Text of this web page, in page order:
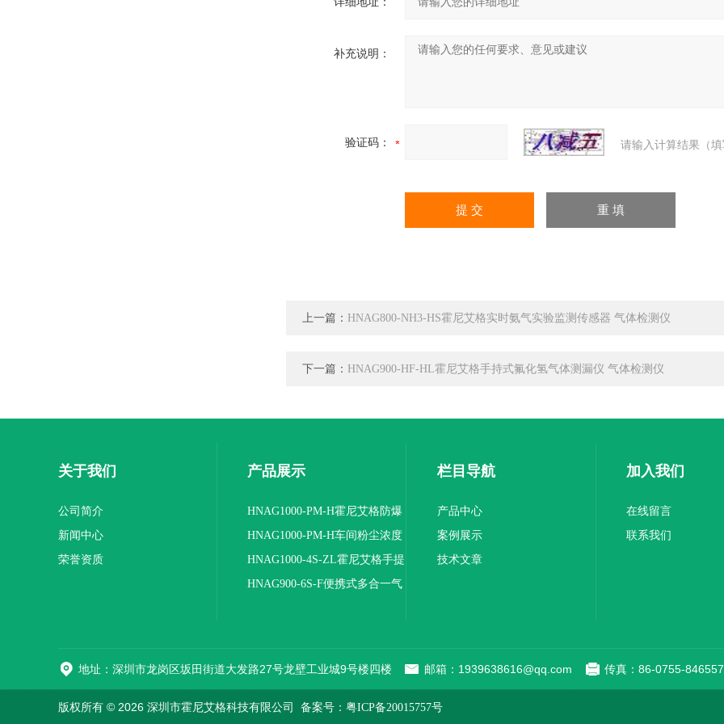
补充说明：
验证码： 请输入计算结果（
上一篇： HNAG800-NH3-HS霍尼艾格实时氨气实验监测传感器 气体检测仪
下一篇： HNAG900-HF-HL霍尼艾格手持式氟化氢气体测漏仪 气体检测仪
关于我们
公司简介
新闻中心
荣誉资质
产品展示
HNAG1000-PM-H霍尼艾格防爆
粉尘浓度检测仪
HNAG1000-PM-H车间粉尘浓度
检测仪
HNAG1000-4S-ZL霍尼艾格手提
式四合一气体检测仪
HNAG900-6S-F便携式多合一气
栏目导航
产品中心
案例展示
技术文章
加入我们
在线留言
联系我们
地址：深圳市龙岗区坂田街道大发路27号龙壁工业城9号楼四楼 邮箱：1939638616@qq.com 传真：86-0755-
版权所有 © 2026 深圳市霍尼艾格科技有限公司 备案号：粤ICP备20015757号